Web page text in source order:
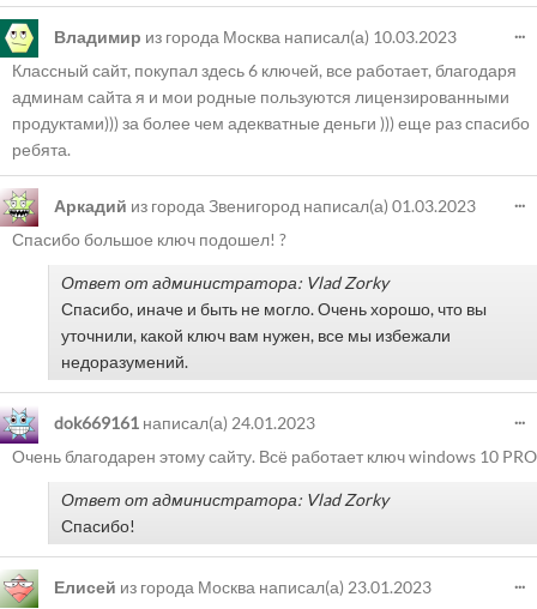
Владимир из города Москва написал(а) 10.03.2023
Классный сайт, покупал здесь 6 ключей, все работает, благодаря
админам сайта я и мои родные пользуются лицензированными
продуктами))) за более чем адекватные деньги ))) еще раз спасибо
ребята.
...
Аркадий из города Звенигород написал(а) 01.03.2023
Спасибо большое ключ подошел! ?
Ответ от администратора: Vlad Zorky
Спасибо, иначе и быть не могло. Очень хорошо, что вы
уточнили, какой ключ вам нужен, все мы избежали
недоразумений.
...
dok669161 написал(а) 24.01.2023
Очень благодарен этому сайту. Всё работает ключ windows 10 PRO
Ответ от администратора: Vlad Zorky
Спасибо!
...
Елисей из города Москва написал(а) 23.01.2023
...